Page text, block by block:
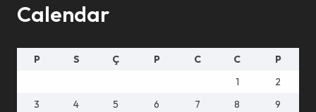
Calendar
P S Ç P C C
P
1
2
3
4 5 6 7 8
9